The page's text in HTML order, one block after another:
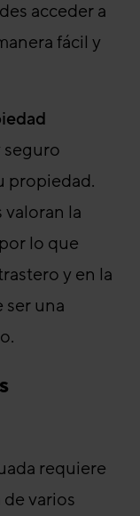
acceder a
fácil y
seguro
propiedad.
la
lo que
y en la
ser una
requiere
de varios